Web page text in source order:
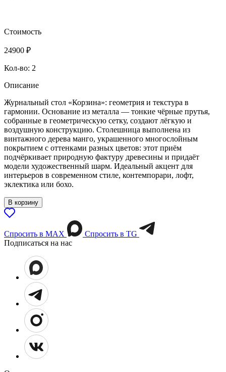
Стоимость
24900 ₽
Кол-во: 2
Описание
Журнальный стол «Корзина»: геометрия и текстура в
гармонии. Основание из металла — тонкие чёрные прутья,
собранные в геометрическую сетку, создают лёгкую и
воздушную конструкцию. Столешница выполнена из
винтажного дерева манго, украшенного многослойным
покрытием с оттенками разных цветов: этот приём
подчёркивает природную фактуру древесины и придаёт
модели художественный шарм. Идеальный акцент для
интерьеров в современном стиле, контемпорари, лофт,
эклектика или бохо.
В корзину
Спросить в МАХ
Спросить в TG
Подписаться на нас